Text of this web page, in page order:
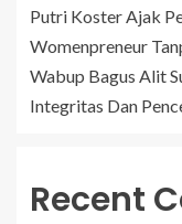
Putri Koster Ajak
Womenpreneur
Wabup Bagus Alit
Integritas Dan
Recent